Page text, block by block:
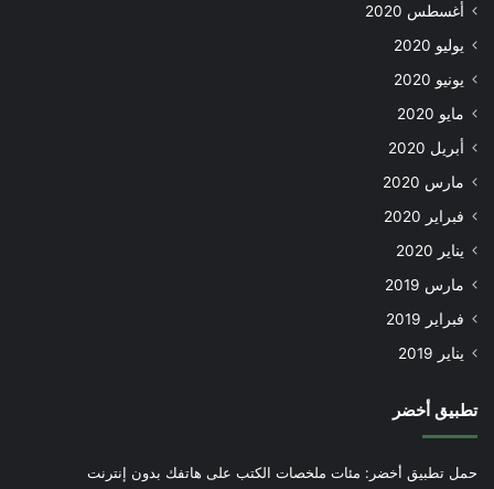
أغسطس 2020
يوليو 2020
يونيو 2020
مايو 2020
أبريل 2020
مارس 2020
فبراير 2020
يناير 2020
مارس 2019
فبراير 2019
يناير 2019
تطبيق أخضر
حمل تطبيق أخضر: مئات ملخصات الكتب على هاتفك بدون إنترنت